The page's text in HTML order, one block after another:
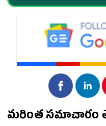
మరింత సమాచారం